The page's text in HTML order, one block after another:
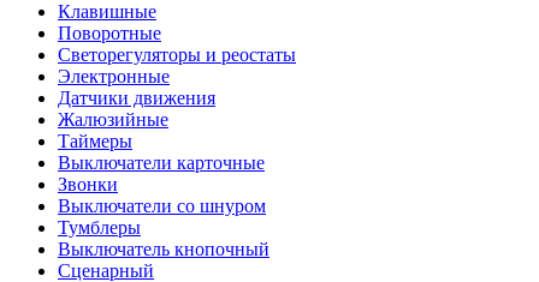
Клавишные
Поворотные
Светорегуляторы и реостаты
Электронные
Датчики движения
Жалюзийные
Таймеры
Выключатели карточные
Звонки
Выключатели со шнуром
Тумблеры
Выключатель кнопочный
Сценарный